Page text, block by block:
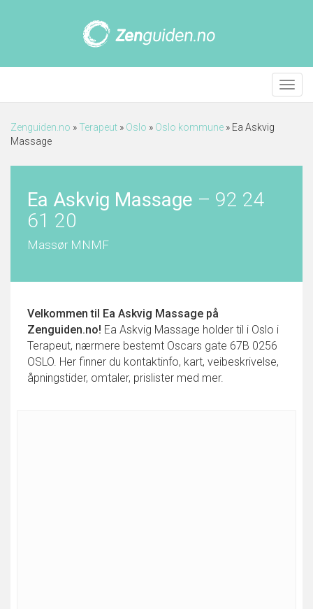
Meny
Zenguiden.no »Terapeut » Oslo » Oslo kommune » Ea Askvig
Massage
Ea Askvig Massage – 92 24
61 20
Massør MNMF
Velkommen til Ea Askvig Massage på
Zenguiden.no! Ea Askvig Massage holder til i Oslo i
Terapeut, nærmere bestemt Oscars gate 67B 0256
OSLO. Her finner du kontaktinfo, kart, veibeskrivelse,
åpningstider, omtaler, prislister med mer.